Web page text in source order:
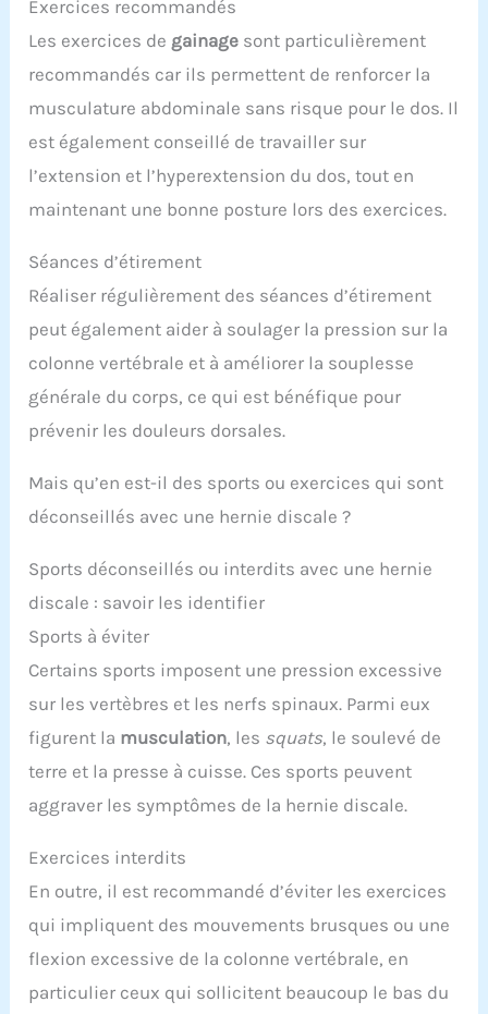
Exercices recommandés
Les exercices de gainage sont particulièrement
recommandés car ils permettent de renforcer la
musculature abdominale sans risque pour le dos. Il
est également conseillé de travailler sur
l’extension et l’hyperextension du dos, tout en
maintenant une bonne posture lors des exercices.
Séances d’étirement
Réaliser régulièrement des séances d’étirement
peut également aider à soulager la pression sur la
colonne vertébrale et à améliorer la souplesse
générale du corps, ce qui est bénéfique pour
prévenir les douleurs dorsales.
Mais qu’en est-il des sports ou exercices qui sont
déconseillés avec une hernie discale ?
Sports déconseillés ou interdits avec une hernie
discale : savoir les identifier
Sports à éviter
Certains sports imposent une pression excessive
sur les vertèbres et les nerfs spinaux. Parmi eux
figurent la musculation, les squats, le soulevé de
terre et la presse à cuisse. Ces sports peuvent
aggraver les symptômes de la hernie discale.
Exercices interdits
En outre, il est recommandé d’éviter les exercices
qui impliquent des mouvements brusques ou une
flexion excessive de la colonne vertébrale, en
particulier ceux qui sollicitent beaucoup le bas du